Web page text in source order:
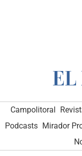
Campolitoral
Podcasts Mirador